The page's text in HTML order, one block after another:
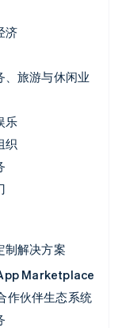
济
、旅游与休闲业
乐
织
制解决方案
Marketplace
作伙伴生态系统